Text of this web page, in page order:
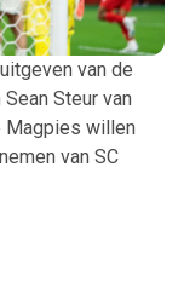
van de
Steur van
Magpies willen
van SC